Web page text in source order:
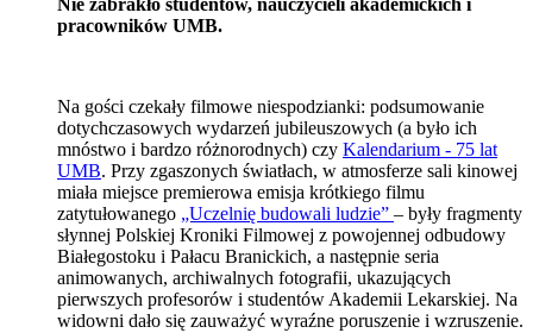
pracowników UMB.
Na gości czekały filmowe niespodzianki: podsumowanie
dotychczasowych wydarzeń jubileuszowych (a było ich
mnóstwo i bardzo różnorodnych) czy Kalendarium - 75 lat
UMB. Przy zgaszonych światłach, w atmosferze sali kinowej
miała miejsce premierowa emisja krótkiego filmu
zatytułowanego „Uczelnię budowali ludzie” – były fragmenty
słynnej Polskiej Kroniki Filmowej z powojennej odbudowy
Białegostoku i Pałacu Branickich, a następnie seria
animowanych, archiwalnych fotografii, ukazujących
pierwszych profesorów i studentów Akademii Lekarskiej. Na
widowni dało się zauważyć wyraźne poruszenie i wzruszenie.